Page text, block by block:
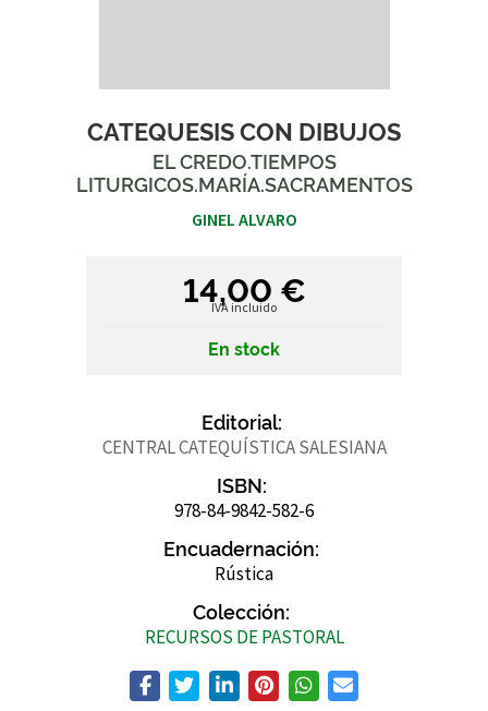
CATEQUESIS CON DIBUJOS
EL CREDO.TIEMPOS
LITURGICOS.MARÍA.SACRAMENTOS
GINEL ALVARO
14,00 €
IVA incluido
En stock
Editorial:
CENTRAL CATEQUÍSTICA SALESIANA
ISBN:
978-84-9842-582-6
Encuadernación:
Rústica
Colección:
RECURSOS DE PASTORAL